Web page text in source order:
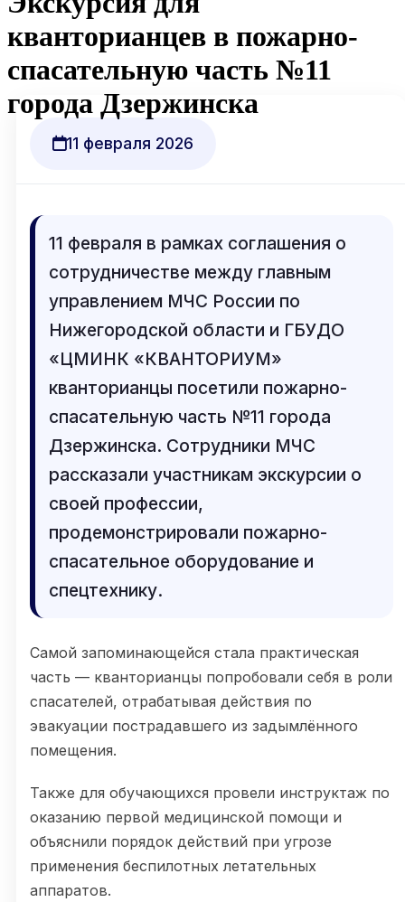
кванторианцев в пожарно-
спасательную часть №11
города Дзержинска
11 февраля 2026
11 февраля в рамках соглашения о
сотрудничестве между главным
управлением МЧС России по
Нижегородской области и ГБУДО
«ЦМИНК «КВАНТОРИУМ»
кванторианцы посетили пожарно-
спасательную часть №11 города
Дзержинска. Сотрудники МЧС
рассказали участникам экскурсии о
своей профессии,
продемонстрировали пожарно-
спасательное оборудование и
спецтехнику.
Самой запоминающейся стала практическая
часть — кванторианцы попробовали себя в роли
спасателей, отрабатывая действия по
эвакуации пострадавшего из задымлённого
помещения.
Также для обучающихся провели инструктаж по
оказанию первой медицинской помощи и
объяснили порядок действий при угрозе
применения беспилотных летательных
аппаратов.